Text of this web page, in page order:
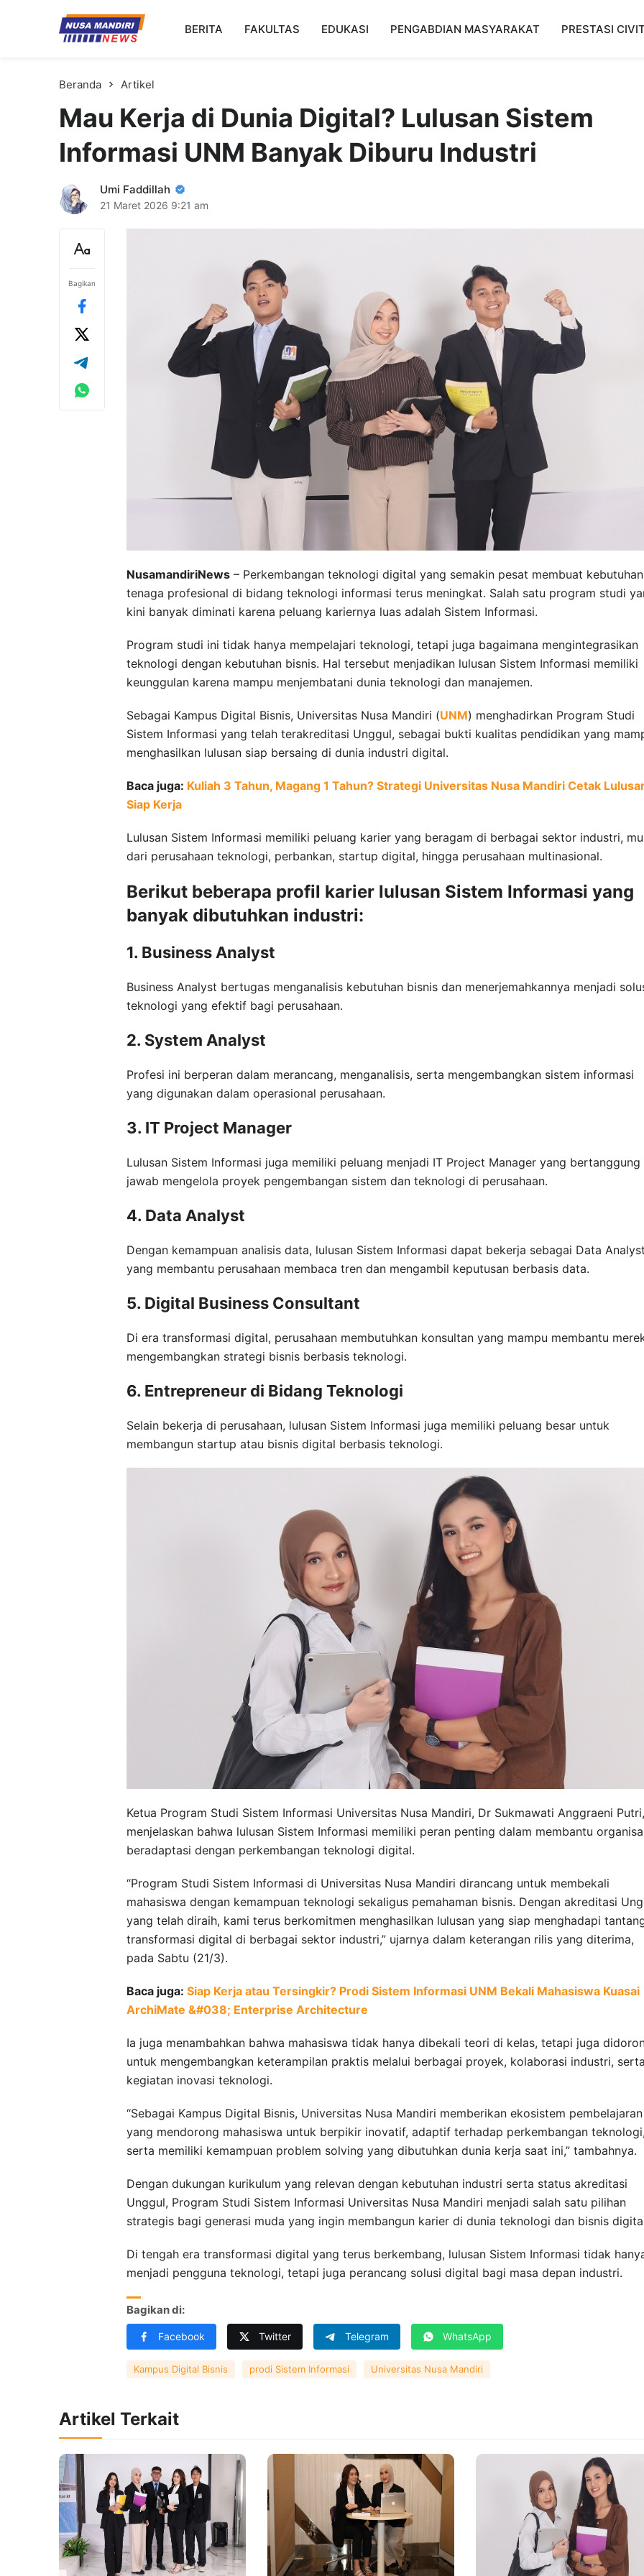
Kampus Digital Bisnis
Universitas Nusa Mandiri
BERITA FAKULTAS EDUKASI PENGABDIAN MASYARAKAT PRESTASI
Beranda Artikel
Mau Kerja di Dunia Digital? Lulusan Sistem
Informasi UNM Banyak Diburu Industri
Umi Faddillah
21 Maret 2026 9:21 am
Bagikan
NusamandiriNews – Perkembangan teknologi digital yang semakin pesat membuat kebutuhan
tenaga profesional di bidang teknologi informasi terus meningkat. Salah satu program studi
kini banyak diminati karena peluang kariernya luas adalah Sistem Informasi.
Program studi ini tidak hanya mempelajari teknologi, tetapi juga bagaimana mengintegrasikan
teknologi dengan kebutuhan bisnis. Hal tersebut menjadikan lulusan Sistem Informasi memiliki
keunggulan karena mampu menjembatani dunia teknologi dan manajemen.
Sebagai Kampus Digital Bisnis, Universitas Nusa Mandiri (UNM) menghadirkan Program Studi
Sistem Informasi yang telah terakreditasi Unggul, sebagai bukti kualitas pendidikan yang
menghasilkan lulusan siap bersaing di dunia industri digital.
Baca juga: Kuliah 3 Tahun, Magang 1 Tahun? Strategi Universitas Nusa Mandiri Cetak
Siap Kerja
Lulusan Sistem Informasi memiliki peluang karier yang beragam di berbagai sektor industri,
dari perusahaan teknologi, perbankan, startup digital, hingga perusahaan multinasional.
Berikut beberapa profil karier lulusan Sistem Informasi yang
banyak dibutuhkan industri:
1. Business Analyst
Business Analyst bertugas menganalisis kebutuhan bisnis dan menerjemahkannya menjadi
teknologi yang efektif bagi perusahaan.
2. System Analyst
Profesi ini berperan dalam merancang, menganalisis, serta mengembangkan sistem informasi
yang digunakan dalam operasional perusahaan.
3. IT Project Manager
Lulusan Sistem Informasi juga memiliki peluang menjadi IT Project Manager yang bertanggung
jawab mengelola proyek pengembangan sistem dan teknologi di perusahaan.
4. Data Analyst
Dengan kemampuan analisis data, lulusan Sistem Informasi dapat bekerja sebagai Data
yang membantu perusahaan membaca tren dan mengambil keputusan berbasis data.
5. Digital Business Consultant
Di era transformasi digital, perusahaan membutuhkan konsultan yang mampu membantu
mengembangkan strategi bisnis berbasis teknologi.
6. Entrepreneur di Bidang Teknologi
Selain bekerja di perusahaan, lulusan Sistem Informasi juga memiliki peluang besar untuk
membangun startup atau bisnis digital berbasis teknologi.
Ketua Program Studi Sistem Informasi Universitas Nusa Mandiri, Dr Sukmawati Anggraeni Putri,
menjelaskan bahwa lulusan Sistem Informasi memiliki peran penting dalam membantu
beradaptasi dengan perkembangan teknologi digital.
“Program Studi Sistem Informasi di Universitas Nusa Mandiri dirancang untuk membekali
mahasiswa dengan kemampuan teknologi sekaligus pemahaman bisnis. Dengan akreditasi
yang telah diraih, kami terus berkomitmen menghasilkan lulusan yang siap menghadapi
transformasi digital di berbagai sektor industri,” ujarnya dalam keterangan rilis yang diterima,
pada Sabtu (21/3).
Baca juga: Siap Kerja atau Tersingkir? Prodi Sistem Informasi UNM Bekali Mahasiswa Kuasai
ArchiMate &#038; Enterprise Architecture
Ia juga menambahkan bahwa mahasiswa tidak hanya dibekali teori di kelas, tetapi juga
untuk mengembangkan keterampilan praktis melalui berbagai proyek, kolaborasi industri,
kegiatan inovasi teknologi.
“Sebagai Kampus Digital Bisnis, Universitas Nusa Mandiri memberikan ekosistem pembelajaran
yang mendorong mahasiswa untuk berpikir inovatif, adaptif terhadap perkembangan
serta memiliki kemampuan problem solving yang dibutuhkan dunia kerja saat ini,” tambahnya.
Dengan dukungan kurikulum yang relevan dengan kebutuhan industri serta status akreditasi
Unggul, Program Studi Sistem Informasi Universitas Nusa Mandiri menjadi salah satu pilihan
strategis bagi generasi muda yang ingin membangun karier di dunia teknologi dan bisnis
Di tengah era transformasi digital yang terus berkembang, lulusan Sistem Informasi tidak
menjadi pengguna teknologi, tetapi juga perancang solusi digital bagi masa depan industri.
Bagikan di:
Facebook Twitter Telegram WhatsApp
Kampus Digital Bisnis prodi Sistem Informasi Universitas Nusa Mandiri
Artikel Terkait